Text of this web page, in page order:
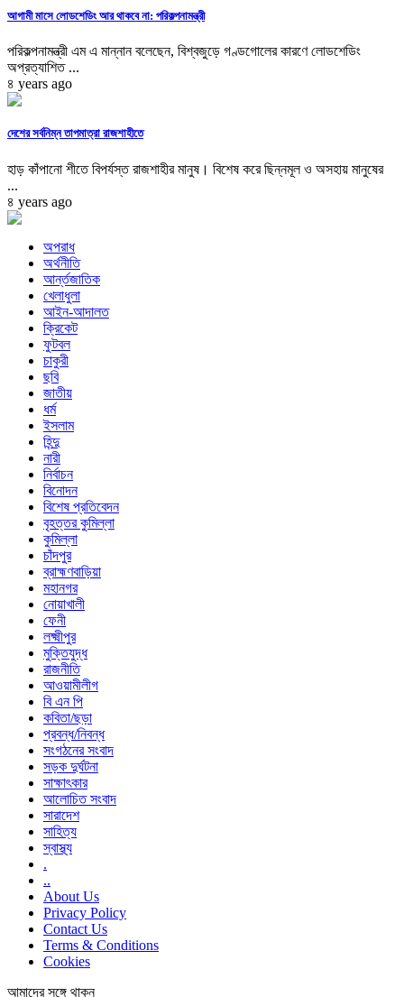
আগামী মাসে লোডশেডিং আর থাকবে না: পরিকল্পনামন্ত্রী
পরিকল্পনামন্ত্রী এম এ মান্নান বলেছেন, বিশ্বজুড়ে গণ্ডগোলের কারণে লোডশেডিং
অপ্রত্যাশিত ...
৪ years ago
দেশের সর্বনিম্ন তাপমাত্রা রাজশাহীতে
হাড় কাঁপানো শীতে বিপর্যস্ত রাজশাহীর মানুষ। বিশেষ করে ছিন্নমূল ও অসহায় মানুষের
...
৪ years ago
অপরাধ
অর্থনীতি
আর্ন্তজাতিক
খেলাধুলা
আইন-আদালত
ক্রিকেট
ফুটবল
চাকুরী
ছবি
জাতীয়
ধর্ম
ইসলাম
হিন্দু
নারী
নির্বাচন
বিনোদন
বিশেষ প্রতিবেদন
বৃহত্তর কুমিল্লা
কুমিল্লা
চাঁদপুর
ব্রাহ্মণবাড়িয়া
মহানগর
নোয়াখালী
ফেনী
লক্ষ্মীপুর
মুক্তিযুদ্ধ
রাজনীতি
আওয়ামীলীগ
বি এন পি
কবিতা/ছড়া
প্রবন্ধ/নিবন্ধ
সংগঠনের সংবাদ
সড়ক দুর্ঘটনা
সাক্ষাৎকার
আলোচিত সংবাদ
সারাদেশ
সাহিত্য
স্বাস্থ্য
.
..
About Us
Privacy Policy
Contact Us
Terms & Conditions
Cookies
আমাদের সঙ্গে থাকুন